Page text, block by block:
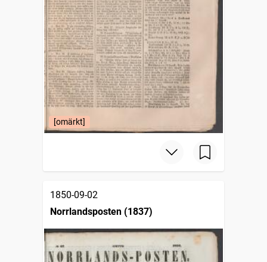
[omärkt]
1850-09-02
Norrlandsposten (1837)